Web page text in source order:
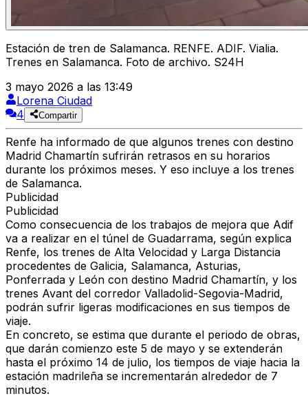
Estación de tren de Salamanca. RENFE. ADIF. Vialia.
Trenes en Salamanca. Foto de archivo. S24H
3 mayo 2026 a las 13:49
Lorena Ciudad
4
Compartir
Renfe ha informado de que algunos trenes con destino
Madrid Chamartín sufrirán retrasos en su horarios
durante los próximos meses. Y eso incluye a los trenes
de Salamanca.
Publicidad
Publicidad
Como consecuencia de los trabajos de mejora que Adif
va a realizar en el túnel de Guadarrama, según explica
Renfe, los trenes de Alta Velocidad y Larga Distancia
procedentes de Galicia, Salamanca, Asturias,
Ponferrada y León con destino Madrid Chamartín, y los
trenes Avant del corredor Valladolid-Segovia-Madrid,
podrán sufrir ligeras modificaciones en sus tiempos de
viaje.
En concreto, se estima que durante el periodo de obras,
que darán comienzo este 5 de mayo y se extenderán
hasta el próximo 14 de julio, los tiempos de viaje hacia la
estación madrileña se incrementarán alrededor de 7
minutos.